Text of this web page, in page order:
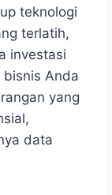
teknologi
terlatih,
investasi
bisnis Anda
yang
data